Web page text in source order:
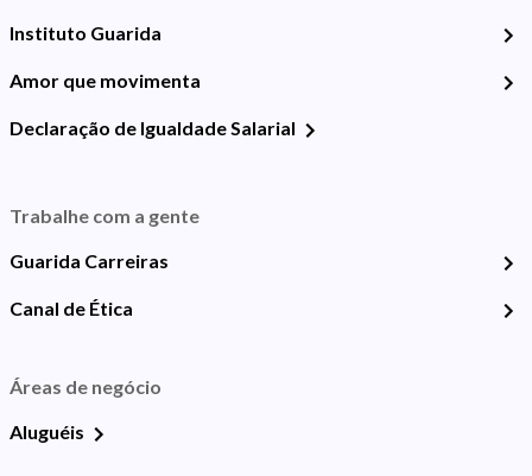
Instituto Guarida
Amor que movimenta
Declaração de Igualdade Salarial
Trabalhe com a gente
Guarida Carreiras
Canal de Ética
Áreas de negócio
Aluguéis